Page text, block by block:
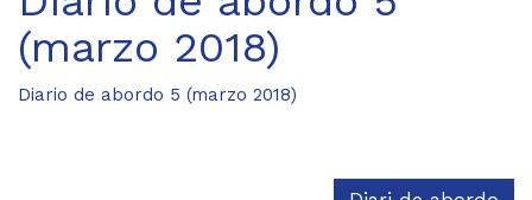
(marzo 2018)
Diario de abordo 5 (marzo 2018)